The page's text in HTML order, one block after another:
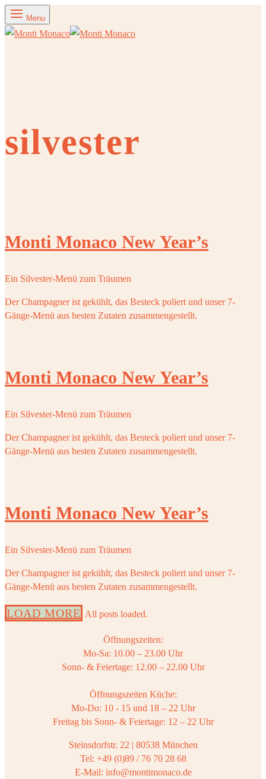
Menu
silvester
Monti Monaco New Year’s
Ein Silvester-Menü zum Träumen
Der Champagner ist gekühlt, das Besteck poliert und unser 7-
Gänge-Menü aus besten Zutaten zusammengestellt.
Monti Monaco New Year’s
Ein Silvester-Menü zum Träumen
Der Champagner ist gekühlt, das Besteck poliert und unser 7-
Gänge-Menü aus besten Zutaten zusammengestellt.
Monti Monaco New Year’s
Ein Silvester-Menü zum Träumen
Der Champagner ist gekühlt, das Besteck poliert und unser 7-
Gänge-Menü aus besten Zutaten zusammengestellt.
LOAD MORE All posts loaded.
Öffnungszeiten:
Mo-Sa: 10.00 – 23.00 Uhr
Sonn- & Feiertage: 12.00 – 22.00 Uhr
Öffnungszeiten Küche:
Mo-Do: 10 - 15 und 18 – 22 Uhr
Freitag bis Sonn- & Feiertage: 12 – 22 Uhr
Steinsdorfstr. 22 | 80538 München
Tel: +49 (0)89 / 76 70 28 68
E-Mail: info@montimonaco.de